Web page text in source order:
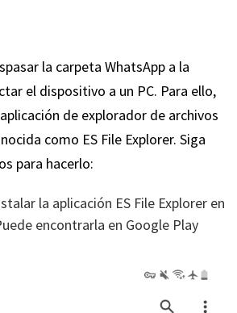
la carpeta WhatsApp a la
el dispositivo a un PC. Para ello,
de explorador de archivos
como ES File Explorer. Siga
para hacerlo:
la aplicación ES File Explorer en
encontrarla en Google Play